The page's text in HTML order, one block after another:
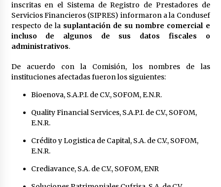
Trump anuncia acuerdo con Irán y el fin de
operaciones militares entre ambos países
2 meses atrás
Trump asegura que barcos cargados de
petróleo están empezando a salir de Ormuz
México libraría posible arancel de EE.UU. en
85% de sus exportaciones
inscritas en el Sistema de Registro de Prestadores de
Servicios Financieros (SIPRES) informaron a la Condusef
respecto de la suplantación de su nombre comercial e
incluso de algunos de sus datos fiscales o
administrativos.
De acuerdo con la Comisión, los nombres de las
instituciones afectadas fueron los siguientes:
Bioenova, S.A.P.I. de C.V., SOFOM, E.N.R.
Quality Financial Services, S.A.P.I. de C.V., SOFOM,
E.N.R.
Crédito y Logistica de Capital, S.A. de C.V., SOFOM,
E.N.R.
Crediavance, S.A. de C.V., SOFOM, ENR